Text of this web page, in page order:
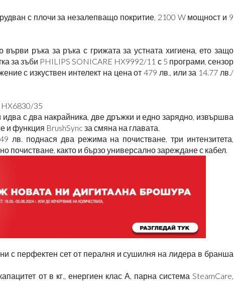
с плочи за незалепващо покритие, 2100 W мощност и 9
ръка за ръка с грижата за устната хигиена, ето защо
за зъби PHILIPS SONICARE HX9992/11 с 5 програми, сензор
с изкуствен интелект на цена от 479 лв., или за 14.77 лв./
HX6830/35
с два накрайника, две дръжки и едно зарядно, извършва
функция BrushSync за смяна на главата.
поднася два режима на почистване, три интензитета,
почистване, както и бързо универсално зареждане с кабел.
с перфектен сет от пералня и сушилня на лидера в бранша
от в кг., енергиен клас А, парна система SteamCare,